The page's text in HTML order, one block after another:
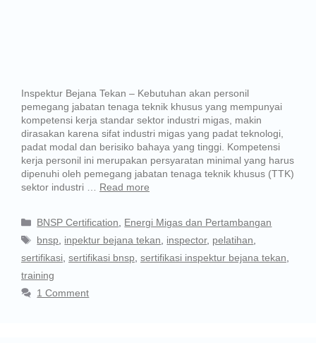
Inspektur Bejana Tekan – Kebutuhan akan personil
pemegang jabatan tenaga teknik khusus yang mempunyai
kompetensi kerja standar sektor industri migas, makin
dirasakan karena sifat industri migas yang padat teknologi,
padat modal dan berisiko bahaya yang tinggi. Kompetensi
kerja personil ini merupakan persyaratan minimal yang harus
dipenuhi oleh pemegang jabatan tenaga teknik khusus (TTK)
sektor industri … Read more
BNSP Certification
Energi Migas dan Pertambangan
bnsp inpektur bejana tekan inspector, pelatihan
sertifikasi sertifikasi bnsp sertifikasi inspektur bejana tekan
training
1 Comment